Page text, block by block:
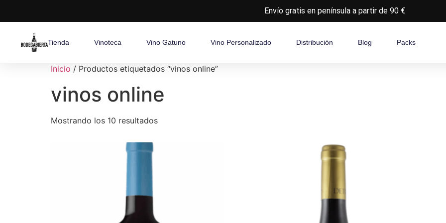
Envío gratis en península a partir de 90 €
Tienda Vinoteca Vino Gatuno Vino Personalizado Distribución Blog Packs
Inicio / Productos etiquetados “vinos online”
vinos online
Mostrando los 10 resultados